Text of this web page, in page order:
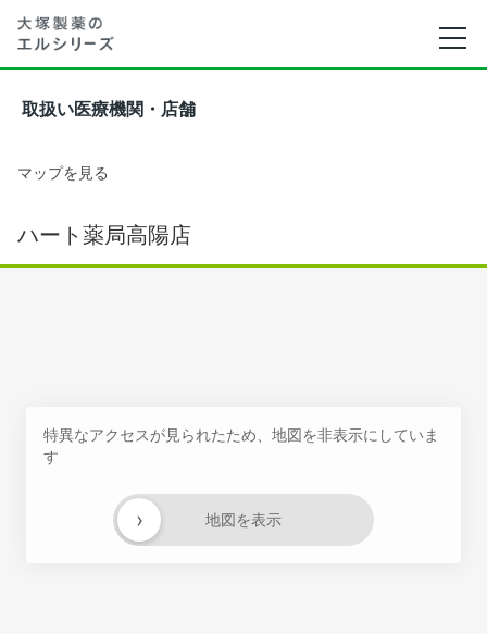
取扱い医療機関・店舗
マップを見る
ハート薬局高陽店
特異なアクセスが見られたため、地図を非表示にしていま
す
地図を表示
›